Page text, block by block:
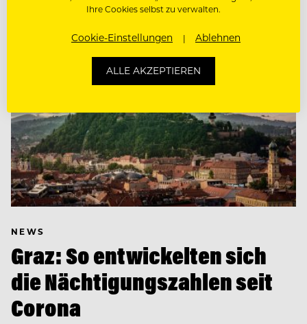
NEWS
Graz: So entwickelten sich
die Nächtigungszahlen seit
Corona
Ihre Cookies selbst zu verwalten.
Cookie-Einstellungen Ablehnen
ALLE AKZEPTIEREN